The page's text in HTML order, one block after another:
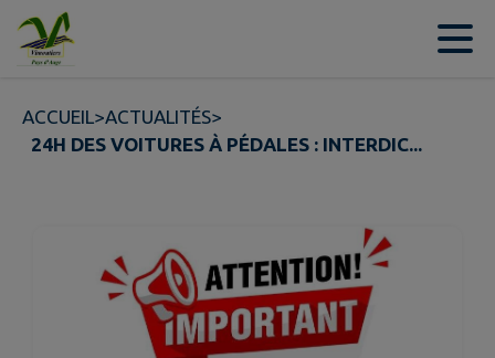
Contenu
ACCUEIL>ACTUALITÉS>
24H DES VOITURES À PÉDALES : INTERDIC...